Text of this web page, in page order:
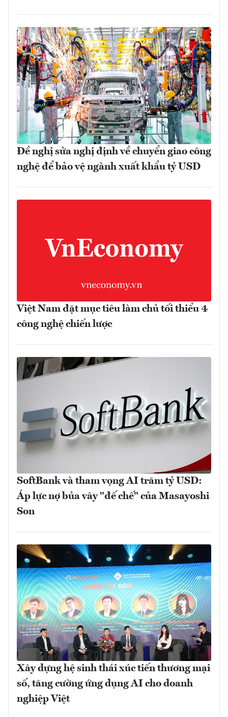
Đề nghị sửa nghị định về chuyển giao công
nghệ để bảo vệ ngành xuất khẩu tỷ USD
Việt Nam đặt mục tiêu làm chủ tối thiểu 4
công nghệ chiến lược
SoftBank và tham vọng AI trăm tỷ USD:
Áp lực nợ bủa vây "đế chế" của Masayoshi
Son
Xây dựng hệ sinh thái xúc tiến thương mại
số, tăng cường ứng dụng AI cho doanh
nghiệp Việt